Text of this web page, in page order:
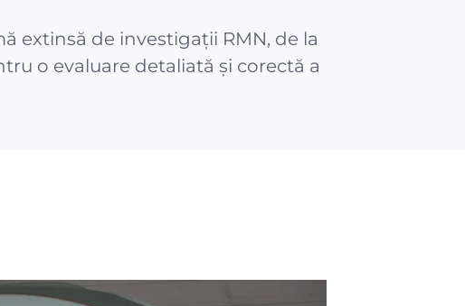
extinsă de investigații RMN, de la
o evaluare detaliată și corectă a